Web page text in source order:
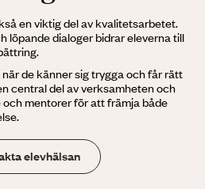
en viktig del av kvalitetsarbetet.
löpande dialoger bidrar eleverna till
de känner sig trygga och får rätt
central del av verksamheten och
mentorer för att främja både
elevhälsan